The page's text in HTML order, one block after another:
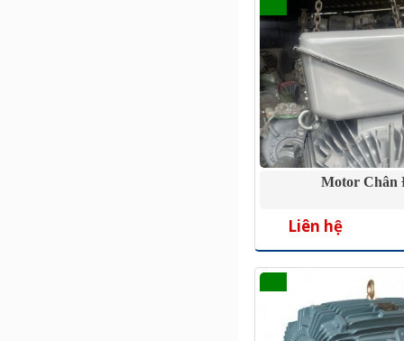
Motor Chân
Liên hệ